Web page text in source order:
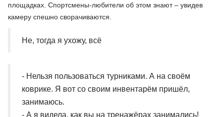
площадках. Спортсмены-любители об этом знают – увидев
камеру спешно сворачиваются.
Не, тогда я ухожу, всё
- Нельзя пользоваться турниками. А на своём
коврике. Я вот со своим инвентарём пришёл,
занимаюсь.
- А я видела, как вы на тренажёрах занимались!